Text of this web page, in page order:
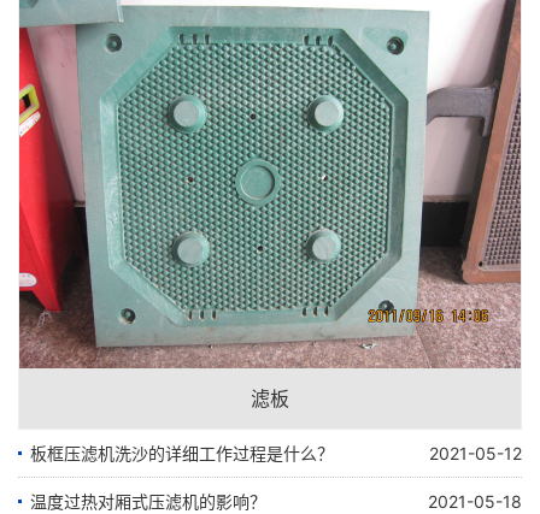
滤板
板框压滤机洗沙的详细工作过程是什么？ 2021-05-12
温度过热对厢式压滤机的影响？ 2021-05-18